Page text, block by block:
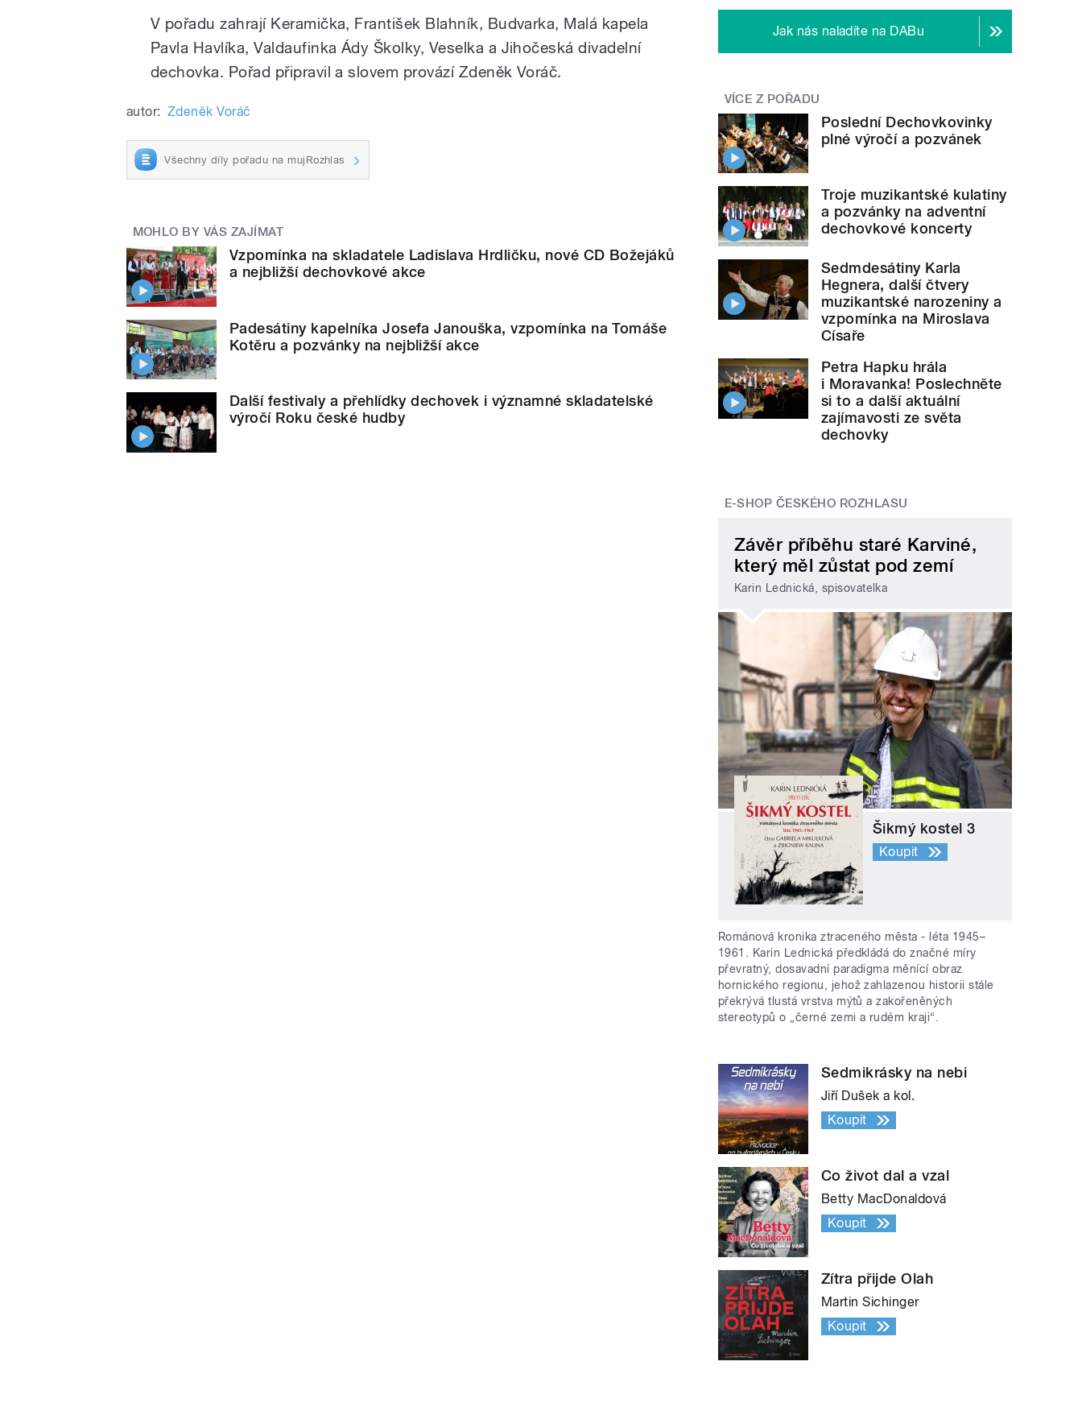
V pořadu zahrají Keramička, František Blahník, Budvarka, Malá kapela
Pavla Havlíka, Valdaufinka Ády Školky, Veselka a Jihočeská divadelní
dechovka. Pořad připravil a slovem provází Zdeněk Voráč.
autor: Zdeněk Voráč
Všechny díly pořadu na mujRozhlas
MOHLO BY VÁS ZAJÍMAT
Vzpomínka na skladatele Ladislava Hrdličku, nové CD Božejáků
a nejbližší dechovkové akce
Padesátiny kapelníka Josefa Janouška, vzpomínka na Tomáše
Kotěru a pozvánky na nejbližší akce
Další festivaly a přehlídky dechovek i významné skladatelské
výročí Roku české hudby
Jak nás naladíte na DABu
VÍCE Z POŘADU
Poslední Dechovkovinky
plné výročí a pozvánek
Troje muzikantské kulatiny
a pozvánky na adventní
dechovkové koncerty
Sedmdesátiny Karla
Hegnera, další čtvery
muzikantské narozeniny a
vzpomínka na Miroslava
Císaře
Petra Hapku hrála
i Moravanka! Poslechněte
si to a další aktuální
zajímavosti ze světa
dechovky
E-SHOP ČESKÉHO ROZHLASU
Závěr příběhu staré Karviné,
který měl zůstat pod zemí
Karin Lednická, spisovatelka
Šikmý kostel 3
Koupit
Románová kronika ztraceného města - léta 1945–
1961. Karin Lednická předkládá do značné míry
převratný, dosavadní paradigma měnící obraz
hornického regionu, jehož zahlazenou historii stále
překrývá tlustá vrstva mýtů a zakořeněných
stereotypů o „černé zemi a rudém kraji“.
Sedmikrásky na nebi
Jiří Dušek a kol.
Koupit
Co život dal a vzal
Betty MacDonaldová
Koupit
Zítra přijde Olah
Martin Sichinger
Koupit